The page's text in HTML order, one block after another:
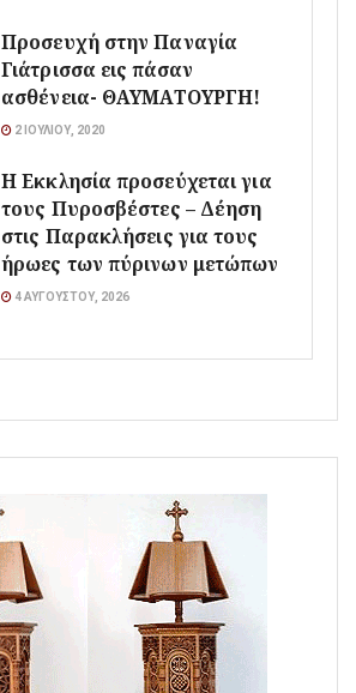
Προσευχή στην Παναγία
Γιάτρισσα εις πάσαν
ασθένεια- ΘΑΥΜΑΤΟΥΡΓΗ!
2 ΙΟΥΛΊΟΥ, 2020
Η Εκκλησία προσεύχεται για
τους Πυροσβέστες – Δέηση
στις Παρακλήσεις για τους
ήρωες των πύρινων μετώπων
4 ΑΥΓΟΎΣΤΟΥ, 2026